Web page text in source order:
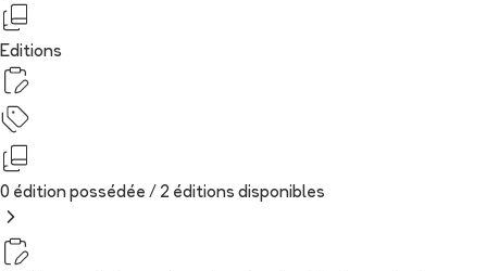
Editions
0 édition possédée / 2 éditions disponibles